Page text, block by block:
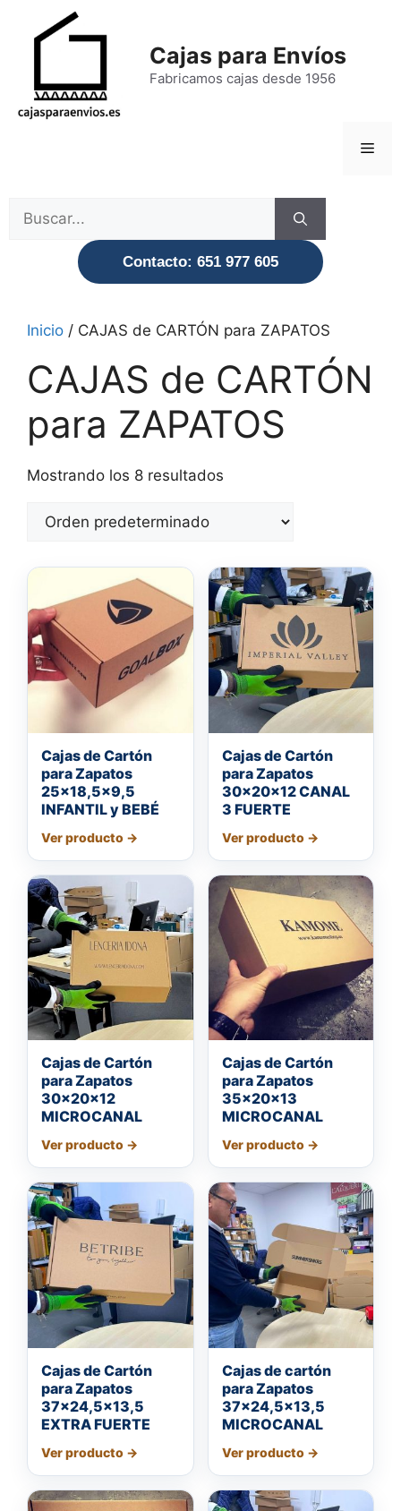
Cajas para Envíos
Fabricamos cajas desde 1956
Buscar:
Contacto: 651 977 605
Inicio / CAJAS de CARTÓN para ZAPATOS
CAJAS de CARTÓN
para ZAPATOS
Mostrando los 8 resultados
Cajas de Cartón
para Zapatos
25×18,5×9,5
INFANTIL y BEBÉ
Cajas de Cartón
para Zapatos
30x20x12 CANAL
3 FUERTE
Cajas de Cartón
para Zapatos
30x20x12
MICROCANAL
Cajas de Cartón
para Zapatos
35x20x13
MICROCANAL
Cajas de Cartón
para Zapatos
37×24,5×13,5
EXTRA FUERTE
Cajas de cartón
para Zapatos
37×24,5×13,5
MICROCANAL